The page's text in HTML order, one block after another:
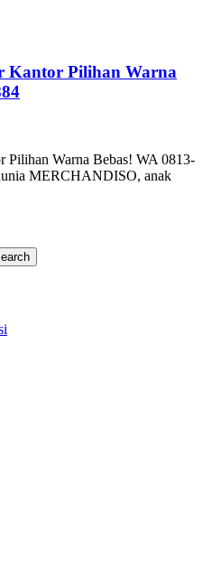
Kantor Pilihan Warna
Warna Bebas! WA 0813-
MERCHANDISO, anak